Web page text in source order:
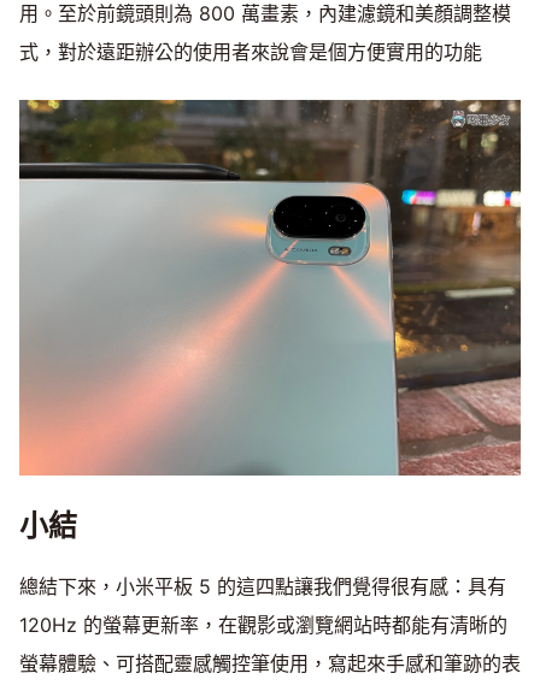
用。至於前鏡頭則為 800 萬畫素，內建濾鏡和美顏調整模
式，對於遠距辦公的使用者來說會是個方便實用的功能
小結
總結下來，小米平板 5 的這四點讓我們覺得很有感：具有
120Hz 的螢幕更新率，在觀影或瀏覽網站時都能有清晰的
螢幕體驗、可搭配靈感觸控筆使用，寫起來手感和筆跡的表